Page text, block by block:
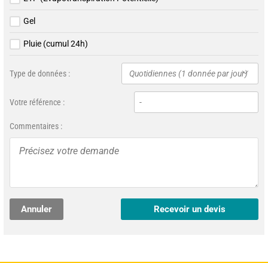
Gel
Pluie (cumul 24h)
Type de données : Quotidiennes (1 donnée par jour)
Votre référence :
Commentaires :
Annuler Recevoir un devis